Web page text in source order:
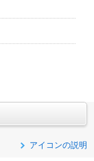
アイコンの説明